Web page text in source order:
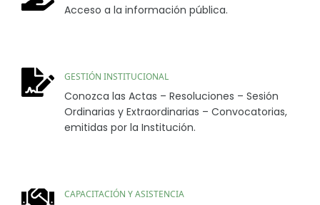
Acceso a la información pública.
GESTIÓN INSTITUCIONAL
Conozca las Actas – Resoluciones – Sesión
Ordinarias y Extraordinarias – Convocatorias,
emitidas por la Institución.
CAPACITACIÓN Y ASISTENCIA